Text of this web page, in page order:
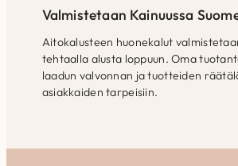
Valmistetaan Kainuussa
Aitokalusteen huonekalut
tehtaalla alusta loppuun. Oma
laadun valvonnan ja tuotteiden
asiakkaiden tarpeisiin.